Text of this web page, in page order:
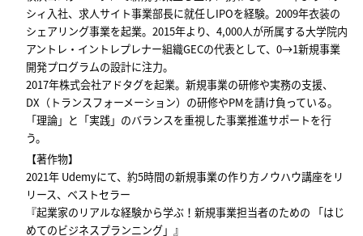
シィ入社、求人サイト事業部長に就任しIPOを経験。2009年衣装の
シェアリング事業を起業。2015年より、4,000人が所属する大学院内
アントレ・イントレプレナー組織GECの代表として、0→1新規事業
開発プログラムの設計に注力。
2017年株式会社アドタグを起業。新規事業の研修や実務の支援、
DX（トランスフォーメーション）の研修やPMを請け負っている。
「理論」と「実践」のバランスを重視した事業推進サポートを行
う。
【著作物】
2021年 Udemyにて、約5時間の新規事業の作り方ノウハウ講座をリ
リース、ベストセラー
『起業家のリアルな経験から学ぶ！新規事業担当者のための 「はじ
めてのビジネスプランニング」』